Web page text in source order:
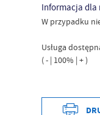
Informacja dla
W przypadku
Usługa
( - | 100% | + )